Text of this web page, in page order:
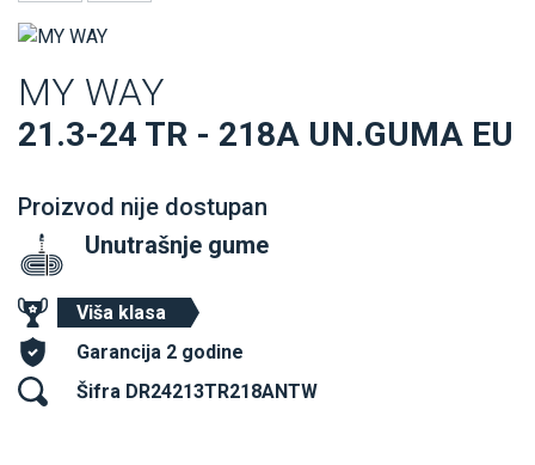
MY WAY
21.3-24 TR - 218A UN.GUMA EU
Proizvod nije dostupan
Unutrašnje gume
Viša klasa
Garancija 2 godine
Šifra DR24213TR218ANTW